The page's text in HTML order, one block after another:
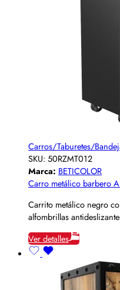
Carros/Taburetes/
SKU: 50RZMT012
Marca: BETICOLOR
Carro metálico barbero
Carrito metálico negro
alfombrillas
Ver detalles